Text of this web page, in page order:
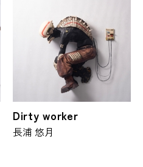
Dirty worker
長浦 悠月